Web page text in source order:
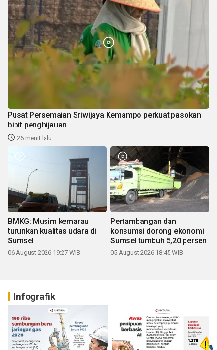
Pusat Persemaian Sriwijaya Kemampo perkuat pasokan
bibit penghijauan
26 menit lalu
BMKG: Musim kemarau
turunkan kualitas udara di
Sumsel
06 August 2026 19:27 WIB
Pertambangan dan
konsumsi dorong ekonomi
Sumsel tumbuh 5,20 persen
05 August 2026 18:45 WIB
Infografik